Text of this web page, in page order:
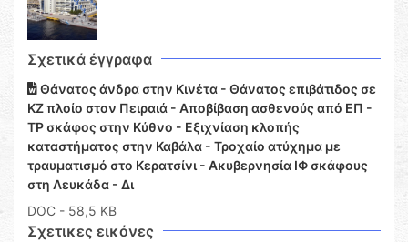
Σχετικά έγγραφα
Θάνατος άνδρα στην Κινέτα - Θάνατος επιβάτιδος σε
ΚΖ πλοίο στον Πειραιά - Αποβίβαση ασθενούς από ΕΠ -
ΤΡ σκάφος στην Κύθνο - Εξιχνίαση κλοπής
καταστήματος στην Καβάλα - Τροχαίο ατύχημα με
τραυματισμό στο Κερατσίνι - Ακυβερνησία ΙΦ σκάφους
στη Λευκάδα - Δι
DOC - 58,5 KB
Σχετικες εικόνες